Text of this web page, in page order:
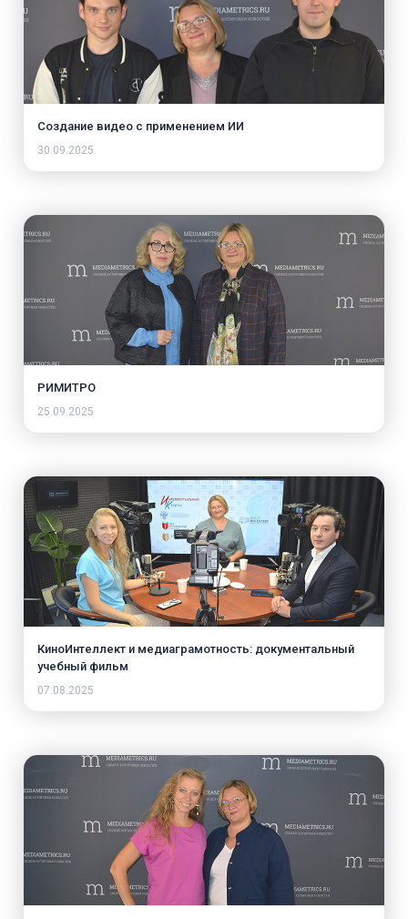
Создание видео с применением ИИ
30.09.2025
РИМИТРО
25.09.2025
КиноИнтеллект и медиаграмотность: документальный
учебный фильм
07.08.2025